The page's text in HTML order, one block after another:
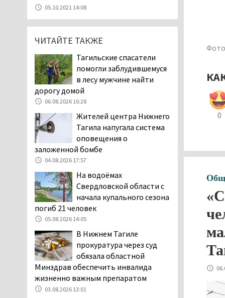
0
уголовное дело о
мошенничестве при
строительстве ИЖС в Нижнем
Тагиле
Екатеринбург подвергся
атаке БПЛА, восемь из
них были сбиты, три
упали на крышу логистического
07.08.2026 11:28
Тагильские спасатели
помогли заблудившемуся
в лесу мужчине найти
06.08.2026 16:28
Прокуратура
Дзержинского района
Нижнего Тагила
отношении «Водоканала-НТ» из-за
отсутствия холодной воды
06.08.2026 15:42
Двое детей пострадали
при сходе трамвая с
05.10.2021 14:08
ЧИТАЙТЕ ТАКЖЕ
Тагильские спасатели
помогли заблудившемуся
в лесу мужчине найти
дорогу домой
06.08.2026 16:28
Жителей центра Нижнего
Тагила напугала система
оповещения о
заложенной бомбе
04.08.2026 17:57
На водоёмах
Свердловской области с
начала купального сезона
погиб 21 человек
05.08.2026 14:05
В Нижнем Тагиле
прокуратура через суд
обязала областной
Минздрав обеспечить инвалида
жизненно важным препаратом
03.08.2026 13:01